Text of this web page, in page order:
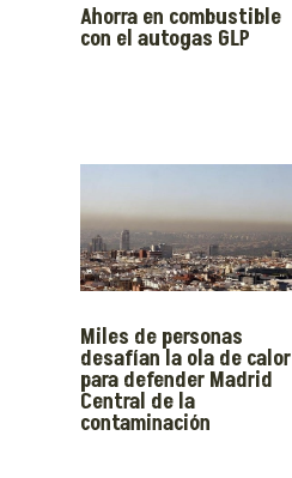
Ahorra en combustible
con el autogas GLP
Miles de personas
desafían la ola de calor
para defender Madrid
Central de la
contaminación